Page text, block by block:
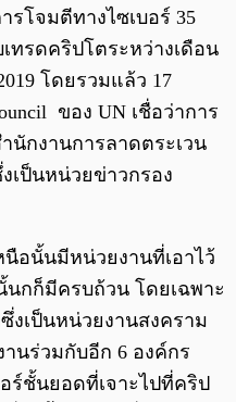
รโจมตีทางไซเบอร์ 35
ทรดคริปโตระหว่างเดือน
โดยรวมแล้ว 17
ของ UN เชื่อว่าการ
นักงานการลาดตระเวน
เป็นหน่วยข่าวกรอง
นือนั้นมีหน่วยงานที่เอาไว้
นกก็มีครบถ้วน โดยเฉพาะ
งเป็นหน่วยงานสงคราม
นร่วมกับอีก 6 องค์กร
ชั้นยอดที่เจาะไปที่คริป